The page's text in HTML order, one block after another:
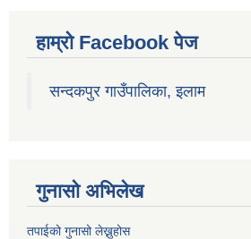
हाम्रो Facebook पेज
सन्दकपुर गाउँपालिका, इलाम
गुनासो अभिलेख
तपाईको गुनासो लेख्नुहोस